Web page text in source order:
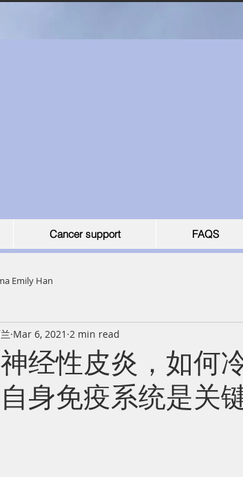
Cancer support FAQS
Emily Han
经性皮炎，如何冷
身免疫系统是关键
Mar 6, 2021 2 min read